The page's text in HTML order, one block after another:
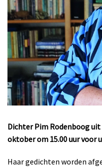
Dichter Pim Rodenboog
oktober om 15.00 uur voor
Haar gedichten worden